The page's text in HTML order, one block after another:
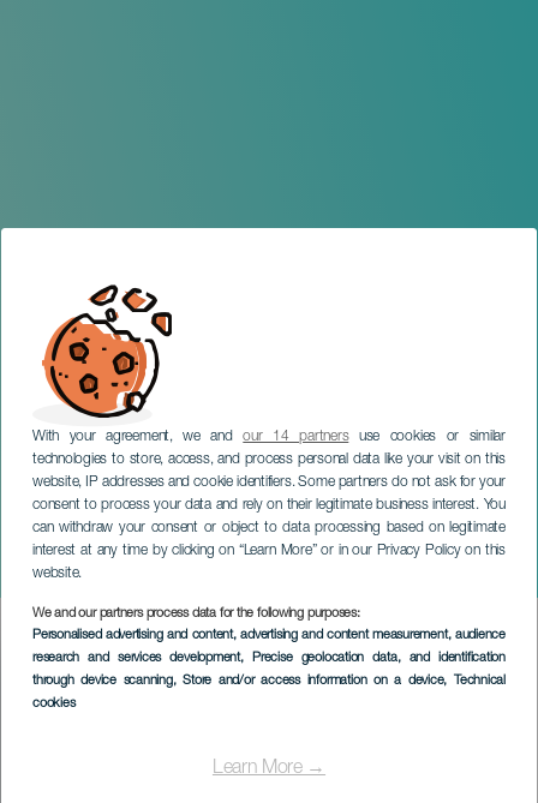
With your agreement, we andour 14 partnersuse cookies or similar
technologies to store, access, and process personal data like your visit on this
website, IP addresses and cookie identifiers. Some partners do not ask for your
consent to process your data and rely on their legitimate business interest. You
can withdraw your consent or object to data processing based on legitimate
interest at any time by clicking on “Learn More” or in our Privacy Policy on this
website.
We and our partners process data for the following purposes:
Personalised advertising and content, advertising and content measurement, audience
research and services development, Precise geolocation data, and identification
through device scanning, Store and/or access information on a device, Technical
cookies
Learn More →
Under the Rim 3x3
LANZAROTE
Imagen
Listado